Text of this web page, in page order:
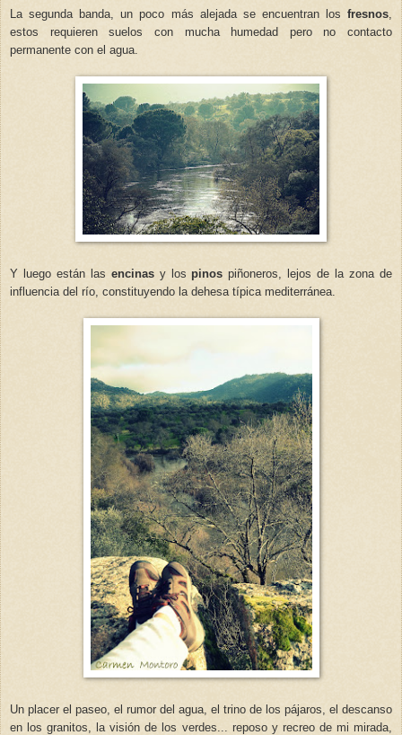
La segunda banda, un poco más alejada se encuentran los fresnos
estos requieren suelos con mucha humedad pero no contacto
permanente con el agua.
Y luego están las encinasy lospinos piñoneros, lejos de la zona de
influencia del río, constituyendo la dehesa típica mediterránea.
Un placer el paseo, el rumor del agua, el trino de los pájaros, el descanso
en los granitos, la visión de los verdes... reposo y recreo de mi mirada,